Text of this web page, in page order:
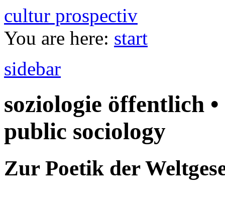
cultur prospectiv
You are here: start
sidebar
soziologie öffentlich
public sociology
Zur Poetik der